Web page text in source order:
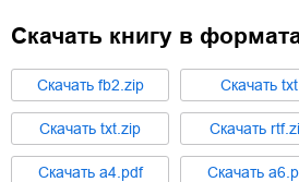
Скачать книгу в
Cкачать fb2.zip Cкачать txt
Cкачать txt.zip Cкачать
Cкачать a4.pdf Cкачать